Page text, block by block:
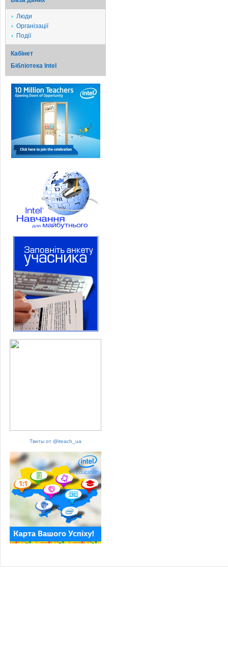
Люди
Організації
Події
Кабінет
Бібліотека Intel
Твиты от @iteach_ua